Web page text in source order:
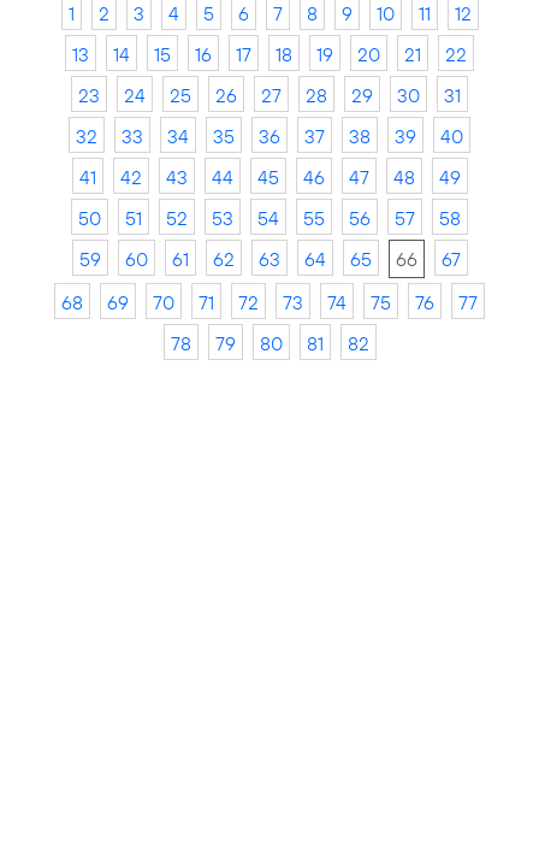
1 2 3 4 5 6 7 8 9 10 11
12
13
14 15 16 17 18 19 20 21
22
23
24 25 26 27 28 29 30
31
32
33 34 35 36 37 38 39
40
41
42 43 44 45 46 47 48
49
50
51 52 53 54 55 56 57
58
59
60 61 62 63 64 65 66
67
68
69 70 71 72 73 74 75 76
77
78
79 80 81 82